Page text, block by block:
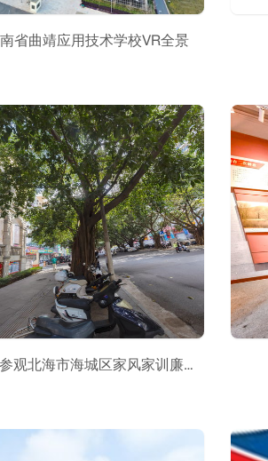
省曲靖应用技术学校VR全景
欢迎参观北海市海城区家风家训廉政教育基地“VR全景”展厅